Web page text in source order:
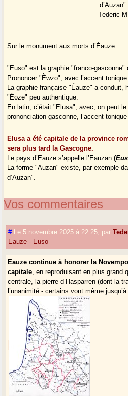
d’Auzan".
Tederic
Sur le monument aux morts d’Éauze.
"Euso" est la graphie "franco-gasconne"
Prononcer "Èwzo", avec l’accent
La graphie française "Éauze" a conduit,
"Éoze" peu authentique.
En latin, c’était "Elusa", avec, on peut le
prononciation gasconne, l’accent
Elusa a été capitale de la province
sera plus tard la Gascogne.
Le pays d’Eauze s’appelle l’Eauzan(
La forme "Auzan" existe, par exemple
d’Auzan".
Vos commentaires
# Le 5 novembre 2025 à 22:25 par
Eauze - Euso
Eauze continue à honorer la
capitale , en reproduisant en plus grand
centrale, la pierre d’Hasparren (dont la
l’unanimité - certains vont même